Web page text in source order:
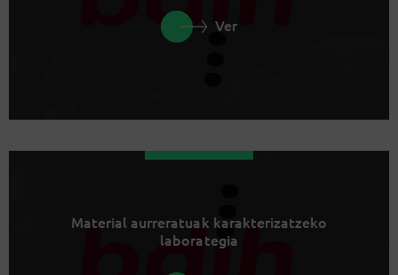
Ver
Material aurreratuak karakterizatzeko
laborategia